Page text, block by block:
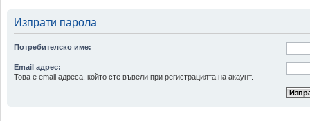
Изпрати парола
Потребителско име:
Email адрес:
Това е email адреса, който сте въвели при регистрацията на акаунт.